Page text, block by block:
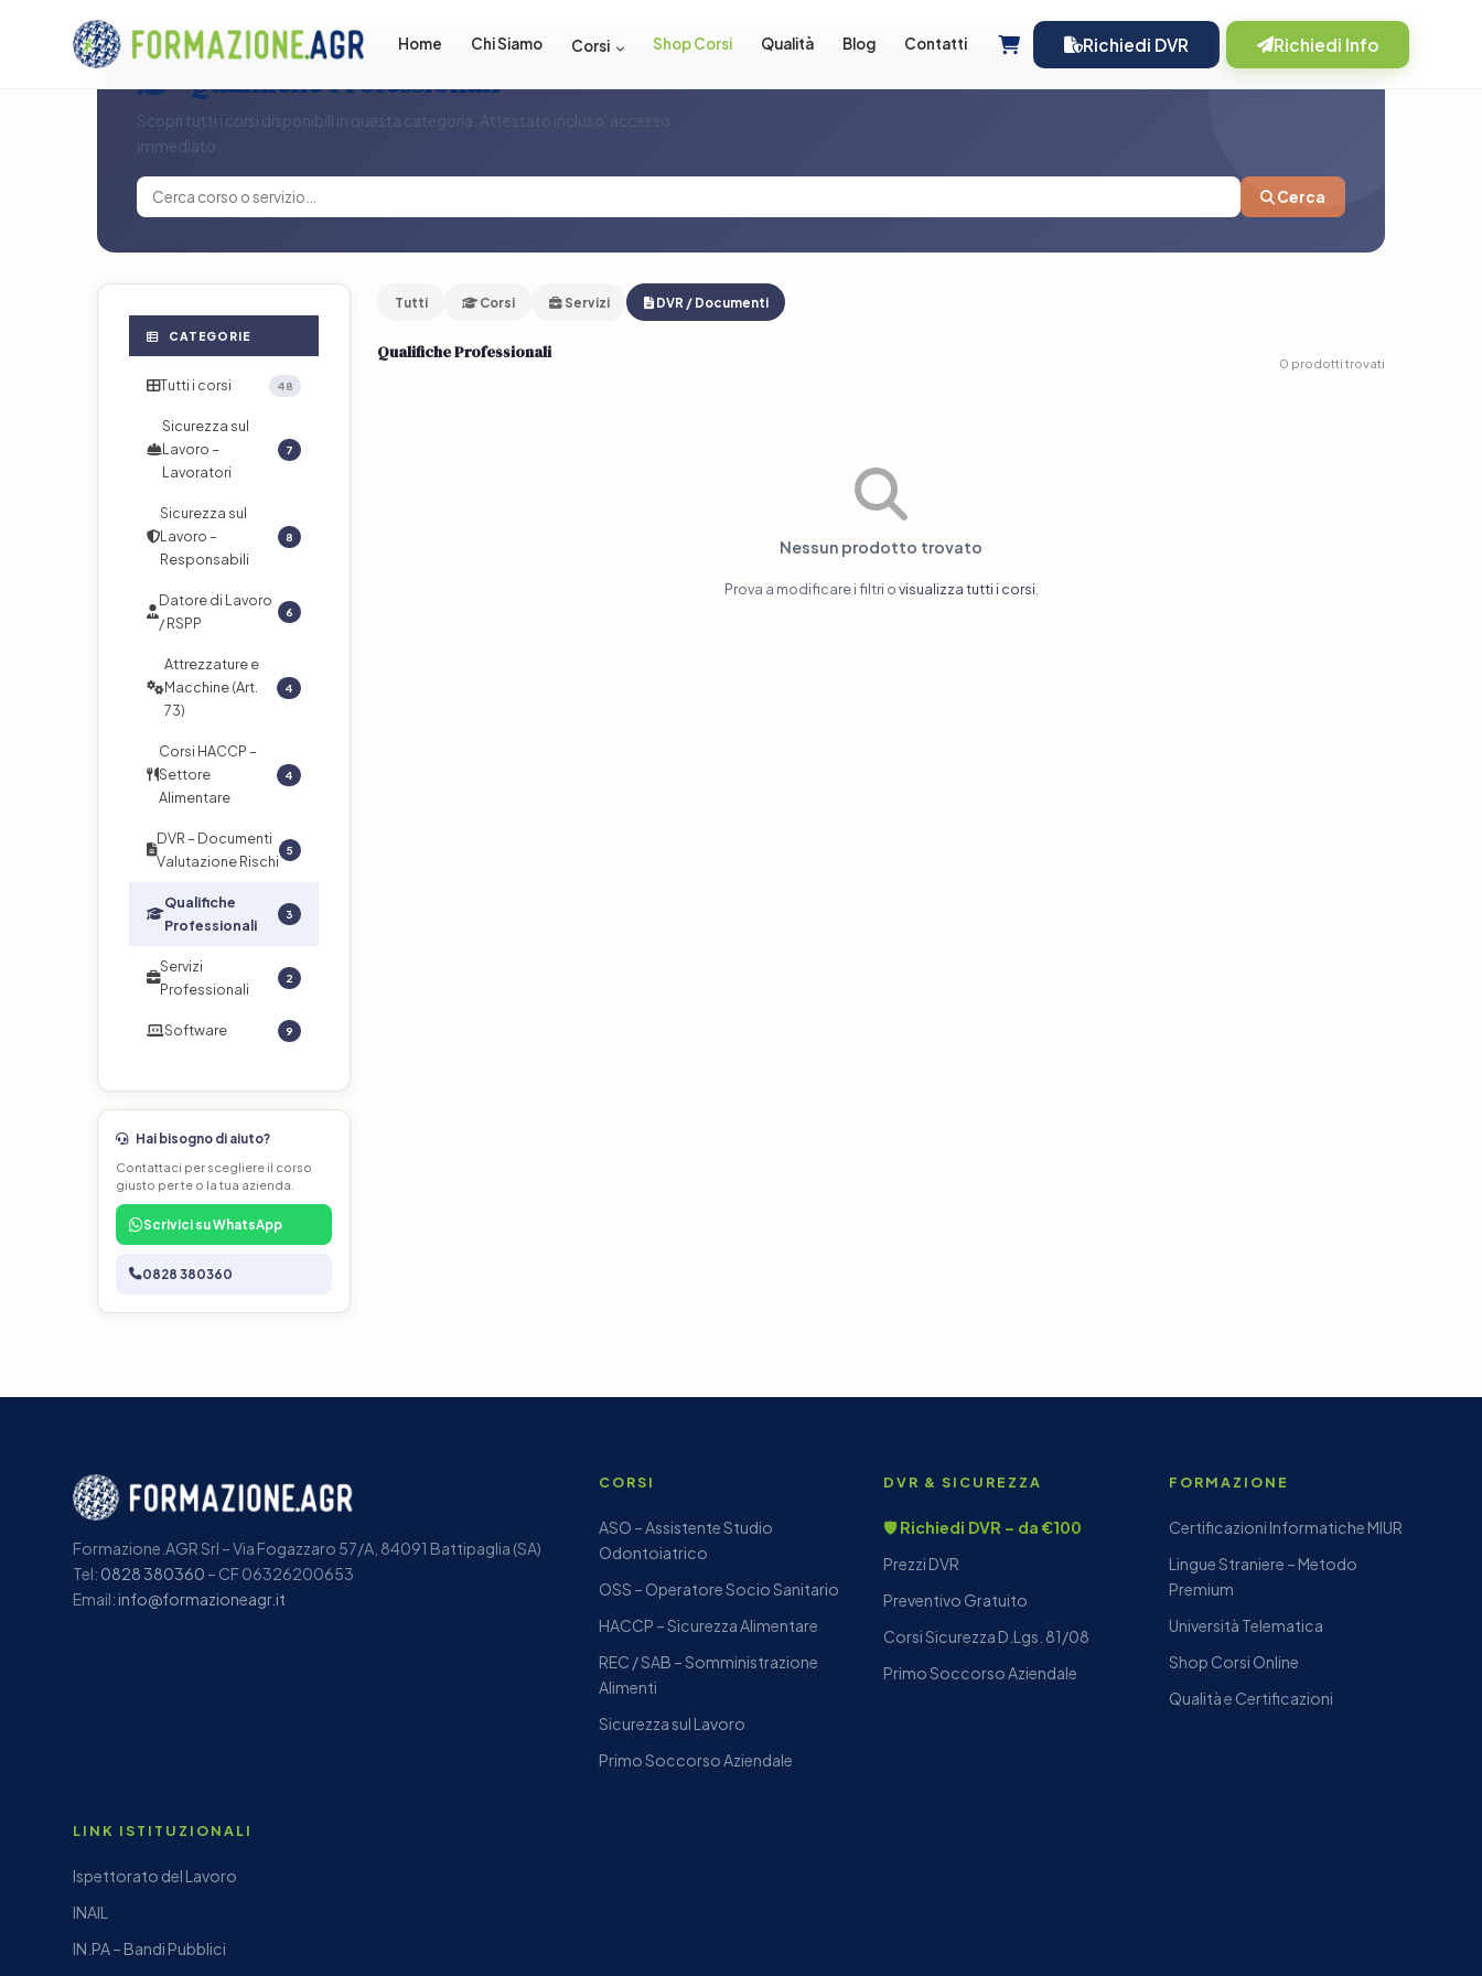
Home Chi Siamo Corsi Shop Corsi Qualità Blog Contatti Richiedi DVR Richiedi Info
Qualifiche Professionali
Scopri tutti i corsi disponibili in questa categoria. Attestato incluso, accesso
immediato.
Cerca
CATEGORIE
Tutti i corsi 48
Sicurezza sul
Lavoro –
Lavoratori
7
Sicurezza sul
Lavoro –
Responsabili
8
Datore di Lavoro
/ RSPP
6
Attrezzature e
Macchine (Art.
73)
4
Corsi HACCP –
Settore
Alimentare
4
DVR – Documenti
Valutazione Rischi
5
Qualifiche
Professionali
3
Servizi
Professionali
2
Software 9
Hai bisogno di aiuto?
Contattaci per scegliere il corso
giusto per te o la tua azienda.
Scrivici su WhatsApp
0828 380360
Tutti Corsi Servizi DVR / Documenti
Qualifiche Professionali
0 prodotti trovati
Nessun prodotto trovato
Prova a modificare i filtri ovisualizza tutti i corsi
Formazione.AGR Srl – Via Fogazzaro 57/A, 84091 Battipaglia (SA)
Tel: 0828 380360 – CF 06326200653
Email: info@formazioneagr.it
CORSI
ASO – Assistente Studio
Odontoiatrico
OSS – Operatore Socio Sanitario
HACCP – Sicurezza Alimentare
REC / SAB – Somministrazione
Alimenti
Sicurezza sul Lavoro
Primo Soccorso Aziendale
DVR & SICUREZZA
🛡️ Richiedi DVR – da €100
Prezzi DVR
Preventivo Gratuito
Corsi Sicurezza D.Lgs. 81/08
Primo Soccorso Aziendale
FORMAZIONE
Certificazioni Informatiche MIUR
Lingue Straniere – Metodo
Premium
Università Telematica
Shop Corsi Online
Qualità e Certificazioni
LINK ISTITUZIONALI
Ispettorato del Lavoro
INAIL
IN.PA – Bandi Pubblici